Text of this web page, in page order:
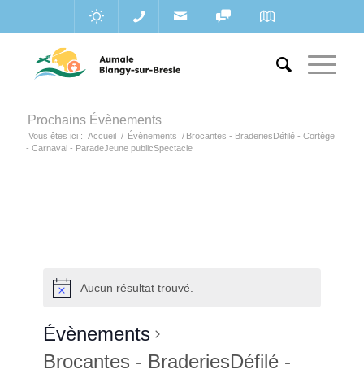
Prochains Évènements
Vous êtes ici : Accueil / Évènements / Brocantes - BraderiesDéfilé - Cortège
- Carnaval - ParadeJeune publicSpectacle
Aucun résultat trouvé.
Évènements
Brocantes - BraderiesDéfilé -